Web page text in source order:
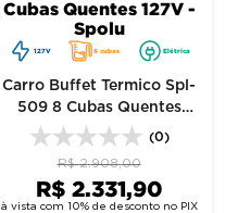
127V 8 cubas Elétrica
Carro Buffet Termico Spl-
509 8 Cubas Quentes
127V - Spolu
(0)
R$ 2.908,00
R$ 2.331,90
à vista com 10% de desconto no PIX